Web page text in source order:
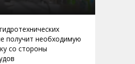
получит необходимую
со стороны